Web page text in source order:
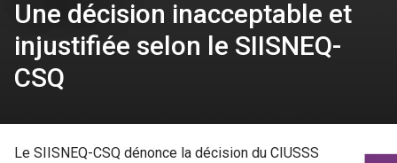
Une décision inacceptable et
injustifiée selon le SIISNEQ-
CSQ
Le SIISNEQ-CSQ dénonce la décision du CIUSSS